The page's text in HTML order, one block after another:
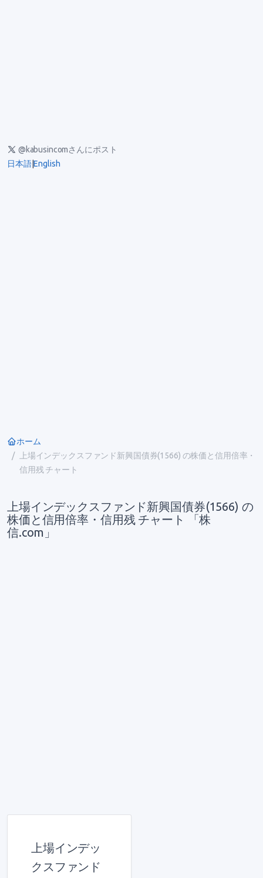
@kabusincomさんにポスト
日本語|English
ホーム
上場インデックスファンド新興国債券(1566) の株価と信用倍率・
信用残 チャート
上場インデックスファンド新興国債券(1566) の
株価と信用倍率・信用残 チャート 「株
信.com」
上場インデッ
クスファンド